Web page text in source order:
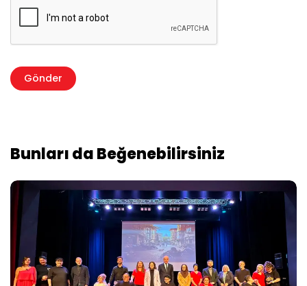
Bunları da Beğenebilirsiniz